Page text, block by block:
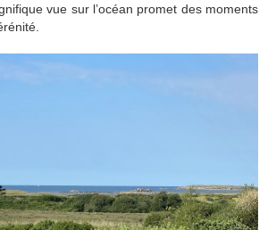
vue sur l’océan promet des moments